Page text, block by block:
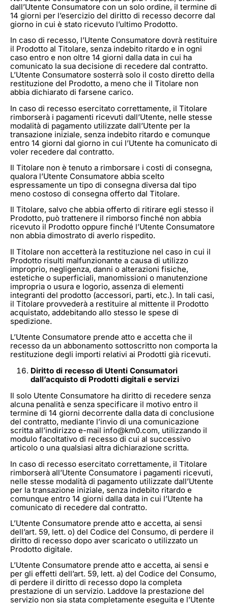
dall’Utente Consumatore con un solo ordine, il termine di
14 giorni per l’esercizio del diritto di recesso decorre dal
giorno in cui è stato ricevuto l’ultimo Prodotto.
In caso di recesso, l’Utente Consumatore dovrà restituire
il Prodotto al Titolare, senza indebito ritardo e in ogni
caso entro e non oltre 14 giorni dalla data in cui ha
comunicato la sua decisione di recedere dal contratto.
L’Utente Consumatore sosterrà solo il costo diretto della
restituzione del Prodotto, a meno che il Titolare non
abbia dichiarato di farsene carico.
In caso di recesso esercitato correttamente, il Titolare
rimborserà i pagamenti ricevuti dall’Utente, nelle stesse
modalità di pagamento utilizzate dall’Utente per la
transazione iniziale, senza indebito ritardo e comunque
entro 14 giorni dal giorno in cui l’Utente ha comunicato di
voler recedere dal contratto.
Il Titolare non è tenuto a rimborsare i costi di consegna,
qualora l’Utente Consumatore abbia scelto
espressamente un tipo di consegna diversa dal tipo
meno costoso di consegna offerto dal Titolare.
Il Titolare, salvo che abbia offerto di ritirare egli stesso il
Prodotto, può trattenere il rimborso finché non abbia
ricevuto il Prodotto oppure finché l’Utente Consumatore
non abbia dimostrato di averlo rispedito.
Il Titolare non accetterà la restituzione nel caso in cui il
Prodotto risulti malfunzionante a causa di utilizzo
improprio, negligenza, danni o alterazioni fisiche,
estetiche o superficiali, manomissioni o manutenzione
impropria o usura e logorio, assenza di elementi
integranti del prodotto (accessori, parti, etc.). In tali casi,
il Titolare provvederà a restituire al mittente il Prodotto
acquistato, addebitando allo stesso le spese di
spedizione.
L’Utente Consumatore prende atto e accetta che il
recesso da un abbonamento sottoscritto non comporta la
restituzione degli importi relativi ai Prodotti già ricevuti.
Diritto di recesso di Utenti Consumatori
dall’acquisto di Prodotti digitali e servizi
Il solo Utente Consumatore ha diritto di recedere senza
alcuna penalità e senza specificare il motivo entro il
termine di 14 giorni decorrente dalla data di conclusione
del contratto, mediante l’invio di una comunicazione
scritta all’indirizzo e-mail info@km0.com, utilizzando il
modulo facoltativo di recesso di cui al successivo
articolo o una qualsiasi altra dichiarazione scritta.
In caso di recesso esercitato correttamente, il Titolare
rimborserà all’Utente Consumatore i pagamenti ricevuti,
nelle stesse modalità di pagamento utilizzate dall’Utente
per la transazione iniziale, senza indebito ritardo e
comunque entro 14 giorni dalla data in cui l’Utente ha
comunicato di recedere dal contratto.
L’Utente Consumatore prende atto e accetta, ai sensi
dell’art. 59, lett. o) del Codice del Consumo, di perdere il
diritto di recesso dopo aver scaricato o utilizzato un
Prodotto digitale.
L’Utente Consumatore prende atto e accetta, ai sensi e
per gli effetti dell’art. 59, lett. a) del Codice del Consumo,
di perdere il diritto di recesso dopo la completa
prestazione di un servizio. Laddove la prestazione del
servizio non sia stata completamente eseguita e l’Utente